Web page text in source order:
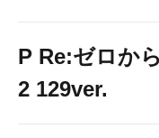
P Re:ゼロか
2 129ver.